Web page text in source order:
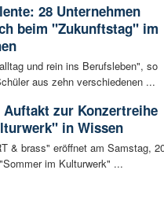
28 Unternehmen
beim "Zukunftstag" im
und rein ins Berufsleben", so
aus zehn verschiedenen ...
zur Konzertreihe
in Wissen
& brass" eröffnet am Samstag,
im Kulturwerk" ...